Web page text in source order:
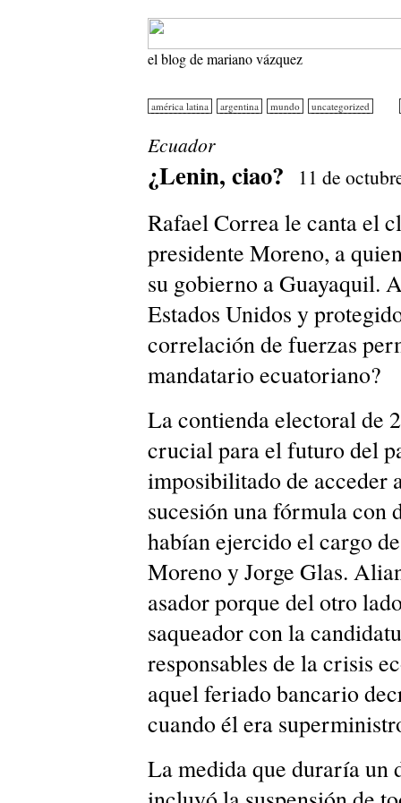
el blog de mariano vázquez
américa latina argentina mundo uncategorized
Ecuador
¿Lenin, ciao? 11 de
Rafael Correa le canta el
presidente Moreno, a
su gobierno a Guayaquil.
Estados Unidos y
correlación de fuerzas
mandatario ecuatoriano?
La contienda electoral de
crucial para el futuro del
imposibilitado de acceder
sucesión una fórmula con
habían ejercido el cargo
Moreno y Jorge Glas.
asador porque del otro
saqueador con la
responsables de la crisis
aquel feriado bancario
cuando él era
La medida que duraría un